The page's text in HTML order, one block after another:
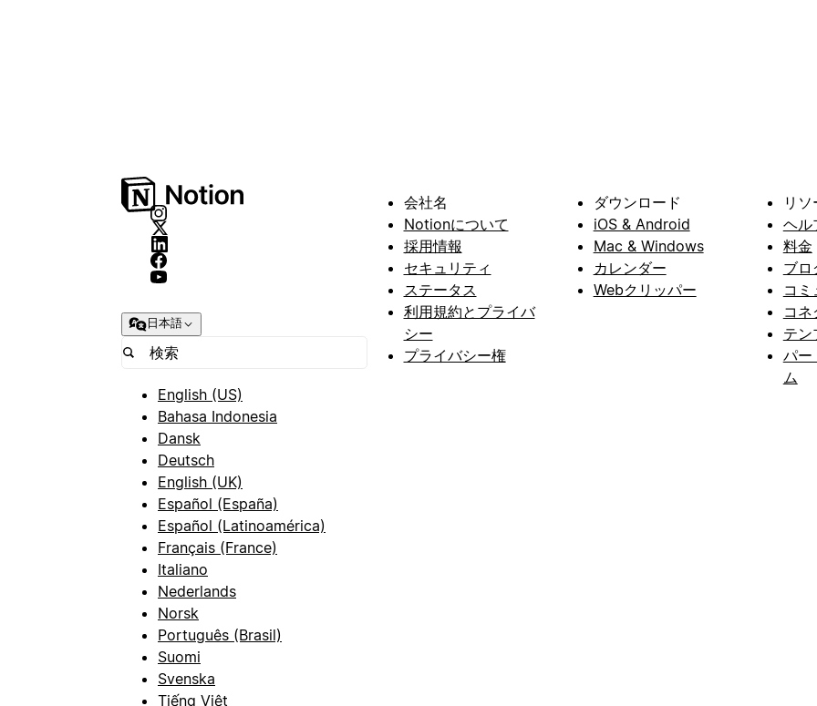
日本語
English (US)
Bahasa Indonesia
Dansk
Deutsch
English (UK)
Español (España)
Español (Latinoamérica)
Français (France)
Italiano
Nederlands
Norsk
Português (Brasil)
Suomi
Svenska
Tiếng Việt
会社名
Notionについて
採用情報
セキュリティ
ステータス
利用規約とプライバ
シー
プライバシー権
ダウンロード
iOS & Android
Mac & Windows
カレンダー
Webクリッパー
リソ
ヘル
料金
ブロ
コミ
コネ
テン
パー
ム